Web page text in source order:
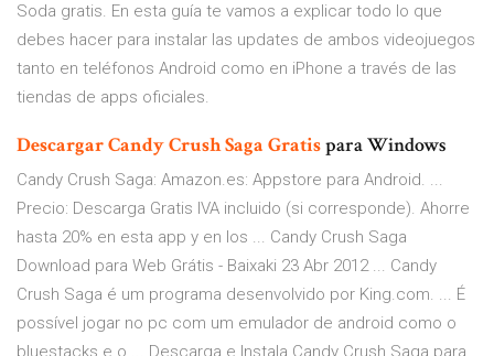
Soda gratis. En esta guía te vamos a explicar todo lo que
debes hacer para instalar las updates de ambos videojuegos
tanto en teléfonos Android como en iPhone a través de las
tiendas de apps oficiales.
DescargarCandyCrushSaga Gratispara Windows
Candy Crush Saga: Amazon.es: Appstore para Android. ...
Precio: Descarga Gratis IVA incluido (si corresponde). Ahorre
hasta 20% en esta app y en los ... Candy Crush Saga
Download para Web Grátis - Baixaki 23 Abr 2012 ... Candy
Crush Saga é um programa desenvolvido por King.com. ... É
possível jogar no pc com um emulador de android como o